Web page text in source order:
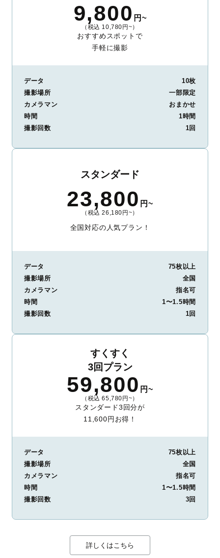
9,800 円~
（税込 10,780円~）
おすすめスポットで
手軽に撮影
データ
10枚
撮影場所
一部限定
カメラマン
おまかせ
時間
1時間
撮影回数
1回
スタンダード
23,800 円~
（税込 26,180円~）
全国対応の人気プラン！
データ
75枚以上
撮影場所
全国
カメラマン
指名可
時間
1〜1.5時間
撮影回数
1回
すくすく
3回プラン
59,800 円~
（税込 65,780円~）
スタンダード3回分が
11,600円お得！
データ
75枚以上
撮影場所
全国
カメラマン
指名可
時間
1〜1.5時間
撮影回数
3回
詳しくはこちら